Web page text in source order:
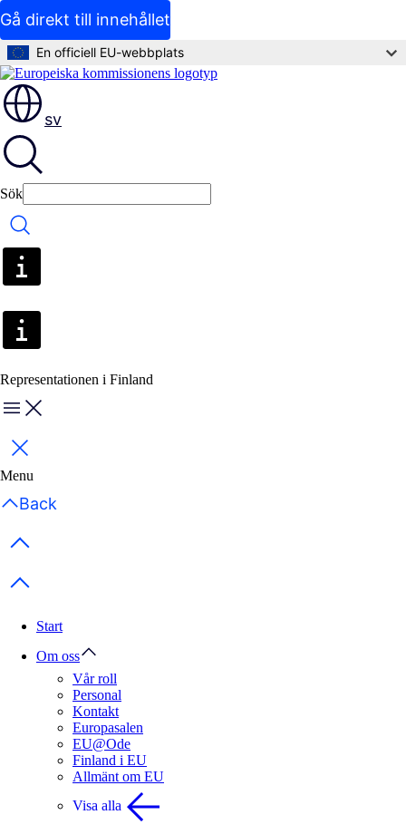
Gå direkt till innehållet
En officiell EU-webbplats
sv
Sök
Sök
Representationen i Finland
Menu
Stäng
Menu
Back
Previous items
Next items
Start
Om oss
Vår roll
Personal
Kontakt
Europasalen
EU@Ode
Finland i EU
Allmänt om EU
Visa alla